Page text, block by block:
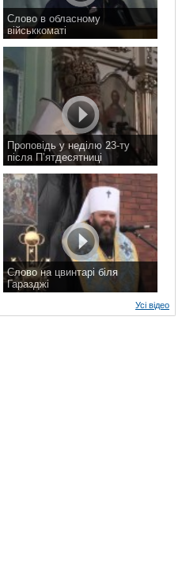
Слово в обласному
військкоматі
Проповідь у неділю 23-ту
після П’ятдесятниці
Слово на цвинтарі біля
Гаразджі
Усі відео